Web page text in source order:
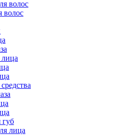
волос
волос
губ
лица